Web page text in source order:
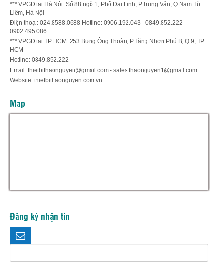
*** VPGD tại Hà Nội: Số 88 ngõ 1, Phố Đại Linh, P.Trung Văn, Q.Nam Từ
Liêm, Hà Nội
Điện thoại: 024.8588.0688 Hotline: 0906.192.043 - 0849.852.222 -
0902.495.086
*** VPGD tại TP HCM: 253 Bưng Ông Thoàn, P.Tăng Nhơn Phú B, Q.9, TP
HCM
Hotline: 0849.852.222
Email. thietbithaonguyen@gmail.com - sales.thaonguyen1@gmail.com
Website: thietbithaonguyen.com.vn
Map
Đăng ký nhận tin